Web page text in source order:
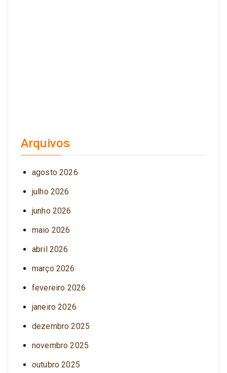
Arquivos
agosto 2026
julho 2026
junho 2026
maio 2026
abril 2026
março 2026
fevereiro 2026
janeiro 2026
dezembro 2025
novembro 2025
outubro 2025